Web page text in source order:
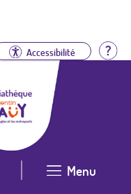
Accessibilité
Menu